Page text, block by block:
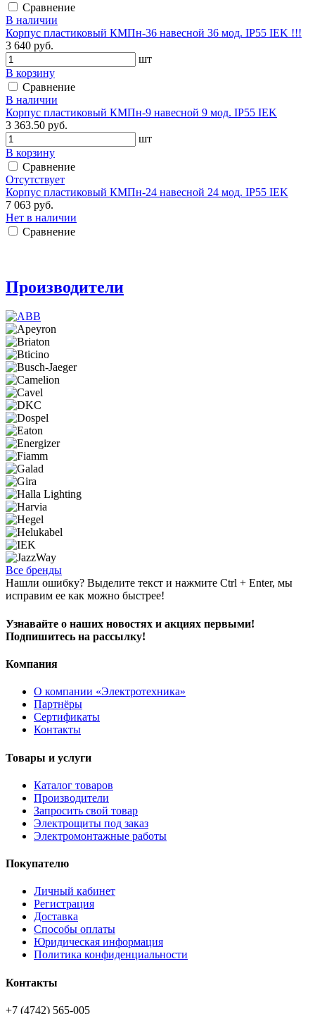
Сравнение
В наличии
Корпус пластиковый КМПн-36 навесной 36 мод. IP55 IEK !!!
3 640 руб.
шт
В корзину
Сравнение
В наличии
Корпус пластиковый КМПн-9 навесной 9 мод. IP55 IEK
3 363.50 руб.
шт
В корзину
Сравнение
Отсутствует
Корпус пластиковый КМПн-24 навесной 24 мод. IP55 IEK
7 063 руб.
Нет в наличии
Сравнение
Производители
Все бренды
Нашли ошибку? Выделите текст и нажмите Ctrl + Enter, мы
исправим ее как можно быстрее!
Узнавайте о наших новостях и акциях первыми!
Подпишитесь на рассылку!
Компания
О компании «Электротехника»
Партнёры
Сертификаты
Контакты
Товары и услуги
Каталог товаров
Производители
Запросить свой товар
Электрощиты под заказ
Электромонтажные работы
Покупателю
Личный кабинет
Регистрация
Доставка
Способы оплаты
Юридическая информация
Политика конфиденциальности
Контакты
+7 (4742) 565-005